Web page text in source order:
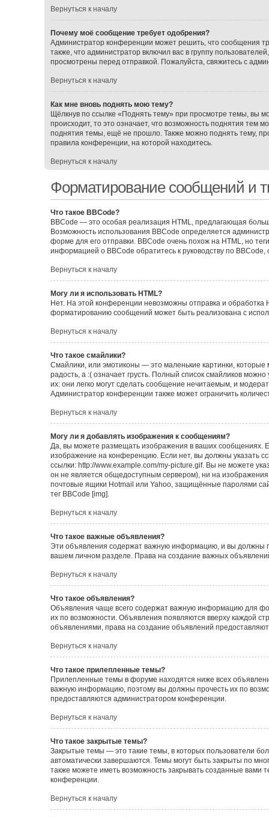
Вернуться к началу
Почему моё сообщение требует одобрения?
Администратор конференции может решить, что сообщения
также, что администратор включил вас в группу
просмотрены перед отправкой. Пожалуйста, свяжитесь с
Вернуться к началу
Как мне вновь поднять мою тему?
Щёлкнув по ссылке «Поднять тему» при просмотре темы, вы
происходит, то это означает, что возможность поднятия тем
поднятия темы, ещё не прошло. Также можно поднять тему,
правила конференции, на которой находитесь.
Вернуться к началу
Форматирование сообщений и
Что такое BBCode?
BBCode — это особая реализация HTML, предлагающая
Возможность использования BBCode определяется
форме для его отправки. BBCode очень похож на HTML, но
информацией о BBCode обратитесь к руководству по
Вернуться к началу
Могу ли я использовать HTML?
Нет. На этой конференции невозможны отправка и
форматированию сообщений может быть реализована с
Вернуться к началу
Что такое смайлики?
Смайлики, или эмотиконы — это маленькие картинки,
радость, а :( означает грусть. Полный список смайликов
их: они легко могут сделать сообщение нечитаемым, и
Администратор конференции также может ограничить
Вернуться к началу
Могу ли я добавлять изображения к сообщениям?
Да, вы можете размещать изображения в ваших сообщениях.
изображение на конференцию. Если нет, вы должны указать
ссылки: http://www.example.com/my-picture.gif. Вы не можете
он не является общедоступным сервером), ни на
почтовые ящики Hotmail или Yahoo, защищённые паролями
тег BBCode [img].
Вернуться к началу
Что такое важные объявления?
Эти объявления содержат важную информацию, и вы должны
вашем личном разделе. Права на создание важных
Вернуться к началу
Что такое объявления?
Объявления чаще всего содержат важную информацию для
их по возможности. Объявления появляются вверху каждой
объявлениями, права на создание объявлений
Вернуться к началу
Что такое прилепленные темы?
Прилепленные темы в форуме находятся ниже всех
важную информацию, поэтому вы должны прочесть их по
предоставляются администратором конференции.
Вернуться к началу
Что такое закрытые темы?
Закрытые темы — это такие темы, в которых пользователи
автоматически завершаются. Темы могут быть закрыты по
также можете иметь возможность закрывать созданные вами
конференции.
Вернуться к началу